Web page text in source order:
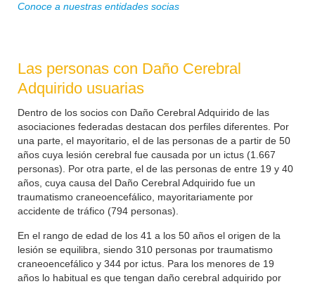
Conoce a nuestras entidades socias
Las personas con Daño Cerebral
Adquirido usuarias
Dentro de los socios con Daño Cerebral Adquirido de las
asociaciones federadas destacan dos perfiles diferentes. Por
una parte, el mayoritario, el de las personas de a partir de 50
años cuya lesión cerebral fue causada por un ictus (1.667
personas). Por otra parte, el de las personas de entre 19 y 40
años, cuya causa del Daño Cerebral Adquirido fue un
traumatismo craneoencefálico, mayoritariamente por
accidente de tráfico (794 personas).
En el rango de edad de los 41 a los 50 años el origen de la
lesión se equilibra, siendo 310 personas por traumatismo
craneoencefálico y 344 por ictus. Para los menores de 19
años lo habitual es que tengan daño cerebral adquirido por